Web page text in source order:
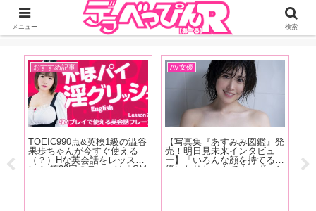
ジーオーティーが運営するちょっとHなニュースサイ。サイト内のリンクには
DMMアフィリエイトが含まれているものがあります
上
華
おすすめ記事
TOEIC990点&英検1級の澁谷
果歩ちゃんが今すぐ使える
（？）Hな英会話をレッス
ン！ 第23回のテーマは「SM
AV女優
【写真集『あすみみ図鑑』発
売！明日見未来インタビュ
ー】「いろんな顔を持てる女
優になりたいんです。ずっと
「
ゃ
メニュー 検索